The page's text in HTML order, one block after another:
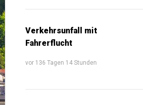
Verkehrsunfall mit
Fahrerflucht
vor 136 Tagen 14 Stunden